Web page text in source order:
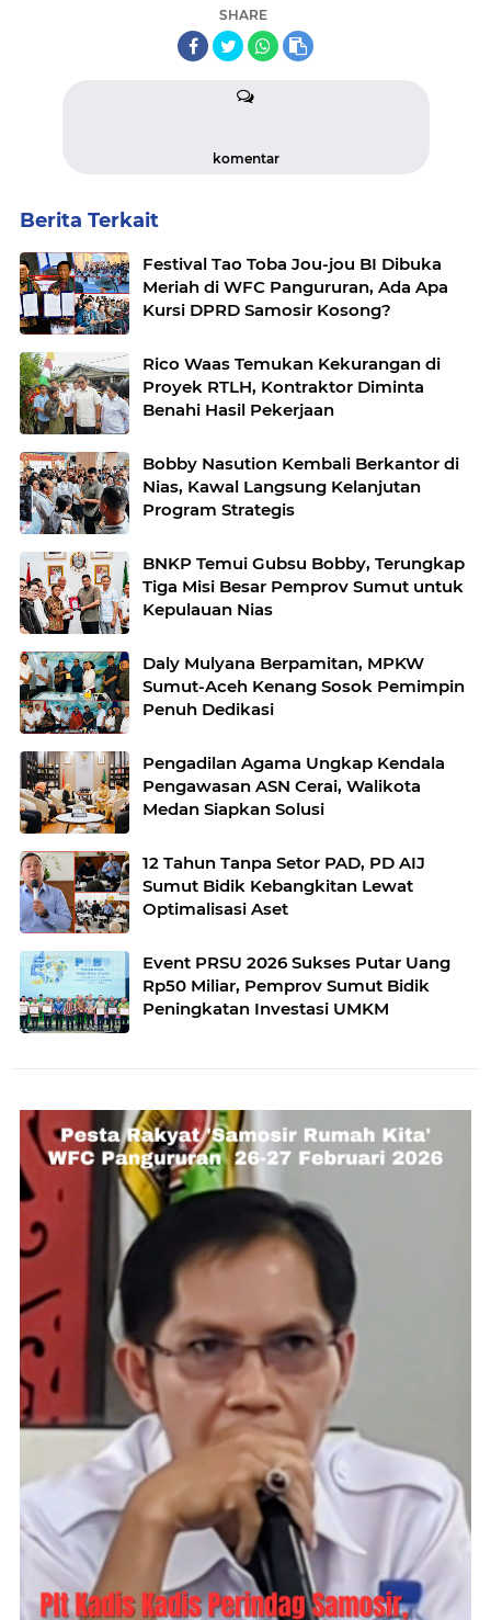
SHARE
komentar
Berita Terkait
Festival Tao Toba Jou-jou BI Dibuka
Meriah di WFC Pangururan, Ada Apa
Kursi DPRD Samosir Kosong?
Rico Waas Temukan Kekurangan di
Proyek RTLH, Kontraktor Diminta
Benahi Hasil Pekerjaan
Bobby Nasution Kembali Berkantor di
Nias, Kawal Langsung Kelanjutan
Program Strategis
BNKP Temui Gubsu Bobby, Terungkap
Tiga Misi Besar Pemprov Sumut untuk
Kepulauan Nias
Daly Mulyana Berpamitan, MPKW
Sumut-Aceh Kenang Sosok Pemimpin
Penuh Dedikasi
Pengadilan Agama Ungkap Kendala
Pengawasan ASN Cerai, Walikota
Medan Siapkan Solusi
12 Tahun Tanpa Setor PAD, PD AIJ
Sumut Bidik Kebangkitan Lewat
Optimalisasi Aset
Event PRSU 2026 Sukses Putar Uang
Rp50 Miliar, Pemprov Sumut Bidik
Peningkatan Investasi UMKM